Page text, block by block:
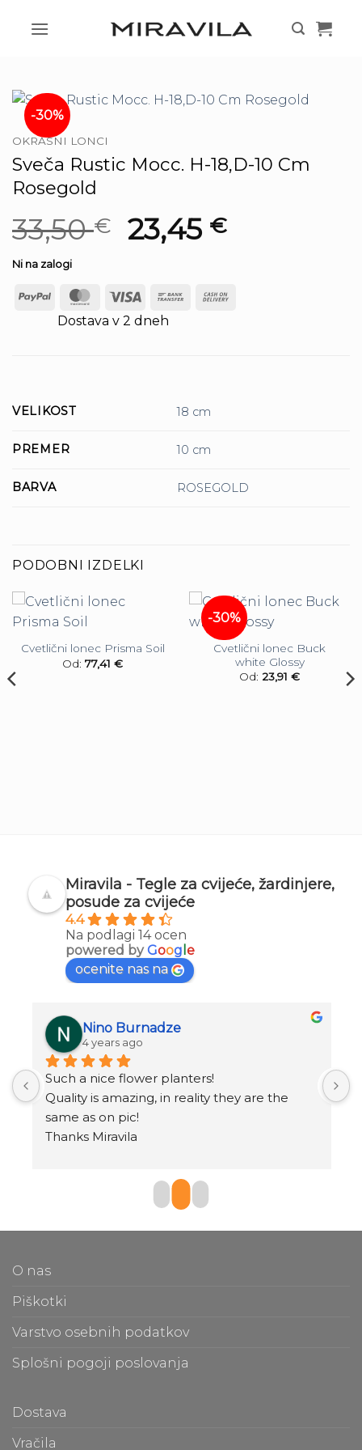
-30%
OKRASNI LONCI
Sveča Rustic Mocc. H-18,D-10 Cm
Rosegold
Izvirna
cena
je
bila:
33,50€
Trenutna
je:
33,50 €.
23,45 €
Ni na zalogi
PayPal MasterCard
Visa
Bank
Dostava v 2 dneh
VELIKOST 18 cm
PREMER 10 cm
BARVA ROSEGOLD
PODOBNI IZDELKI
Cvetlični lonec Prisma Soil
Od: 77,41 €
-30%
Cvetlični lonec Buck
white Glossy
Od: 23,91 €
Miravila - Tegle za cvijeće, žardinjere,
posude za cvijeće
4.4
Na podlagi 14 ocen
powered byGoog e
ocenite nas na
Nino Burnadze
4 years ago
Such a nice flower planters!
Quality is amazing, in reality they are the
same as on pic!
Thanks Miravila
O nas
Piškotki
Varstvo osebnih podatkov
Splošni pogoji poslovanja
Dostava
Vračila